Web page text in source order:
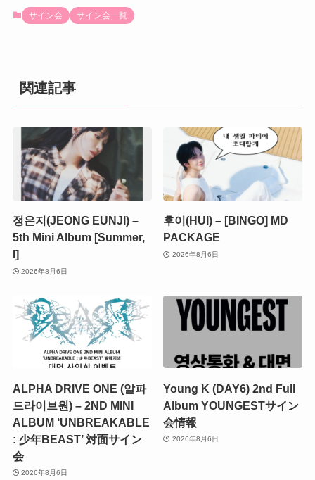
サイン会 サイン会一覧
関連記事
정은지(JEONG EUNJI) –
5th Mini Album [Summer,
I]
2026年8月6日
후이(HUI) – [BINGO] MD
PACKAGE
2026年8月6日
ALPHA DRIVE ONE (알파
드라이브원) – 2ND MINI
ALBUM ‘UNBREAKABLE
: 少年BEAST’ 対面サイン
会
2026年8月6日
Young K (DAY6) 2nd Full
Album YOUNGESTサイン
会情報
2026年8月6日